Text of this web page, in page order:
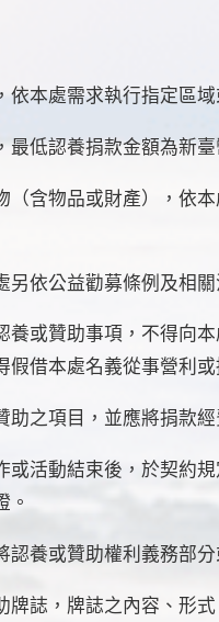
本處需求執行指定區域
低認養捐款金額為新臺
含物品或財產），依本
依公益勸募條例及相關
養或贊助事項，不得向
借本處名義從事營利或
之項目，並應將捐款經
或活動結束後，於契約
。
養或贊助權利義務部
牌誌，牌誌之內容、形